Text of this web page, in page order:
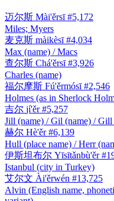
迈尔斯 Mài'ěrsī #5,172
Miles; Myers
麦克斯 màikèsī #4,034
Max (name) / Macs
查尔斯 Chá'ěrsī #3,926
Charles (name)
福尔摩斯 Fú'ěrmósī #2,546
Holmes (as in Sherlock
吉尔 jí'ěr #5,257
Jill (name) / Gil (name) / Gill
赫尔 Hè'ěr #6,139
Hull (place name) / Herr
伊斯坦布尔 Yīsītǎnbù'ěr
Istanbul (city in Turkey)
艾尔文 Ài'ěrwén #13,725
Alvin (English name,